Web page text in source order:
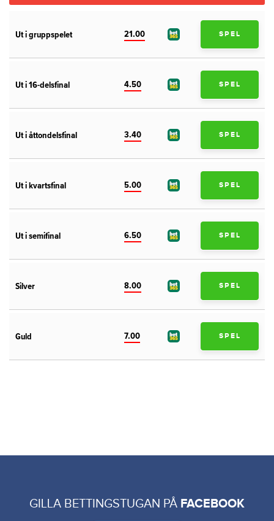
Ut i gruppspelet 21.00 SPEL
Ut i 16-delsfinal 4.50 SPEL
Ut i åttondelsfinal 3.40 SPEL
Ut i kvartsfinal 5.00 SPEL
Ut i semifinal 6.50 SPEL
Silver 8.00 SPEL
Guld 7.00 SPEL
GILLA BETTINGSTUGAN PÅ FACEBOOK